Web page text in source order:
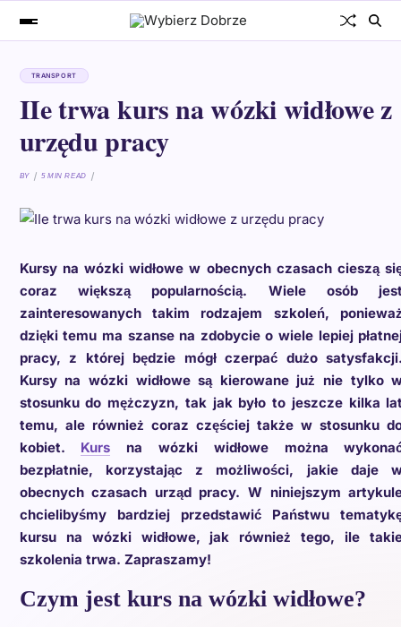
TRANSPORT
IIe trwa kurs na wózki widłowe z
urzędu pracy
BY 5 MIN READ
Kursy na wózki widłowe w obecnych czasach cieszą
coraz większą popularnością. Wiele osób
zainteresowanych takim rodzajem szkoleń,
dzięki temu ma szanse na zdobycie o wiele lepiej
pracy, z której będzie mógł czerpać dużo
Kursy na wózki widłowe są kierowane już nie tylko
stosunku do mężczyzn, tak jak było to jeszcze kilka
temu, ale również coraz częściej także w stosunku
kobiet. Kurs na wózki widłowe można
bezpłatnie, korzystając z możliwości, jakie daje
obecnych czasach urząd pracy. W niniejszym
chcielibyśmy bardziej przedstawić Państwu
kursu na wózki widłowe, jak również tego, ile
szkolenia trwa. Zapraszamy!
Czym jest kurs na wózki widłowe?